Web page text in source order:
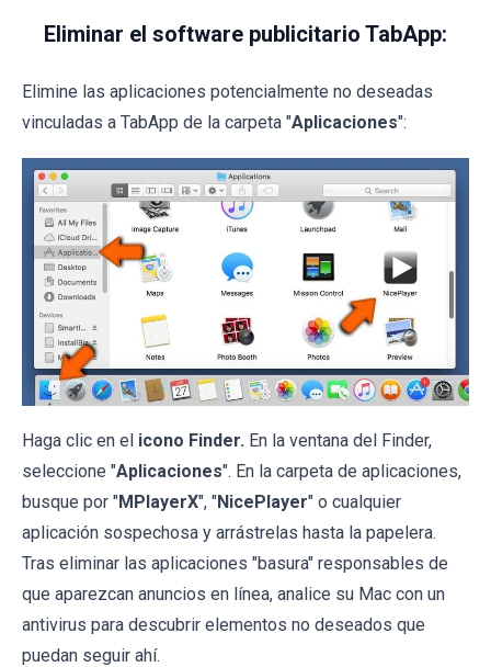
Eliminar el software publicitario TabApp:
Elimine las aplicaciones potencialmente no deseadas
vinculadas a TabApp de la carpeta "Aplicaciones":
Haga clic en el icono Finder. En la ventana del Finder,
seleccione "Aplicaciones". En la carpeta de aplicaciones,
busque por "MPlayerX", "NicePlayer" o cualquier
aplicación sospechosa y arrástrelas hasta la papelera.
Tras eliminar las aplicaciones "basura" responsables de
que aparezcan anuncios en línea, analice su Mac con un
antivirus para descubrir elementos no deseados que
puedan seguir ahí.